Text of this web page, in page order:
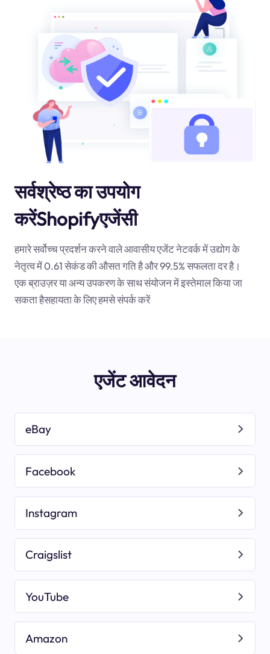
सर्वश्रेष्ठ का उपयोग
करेंShopifyएजेंसी
हमारे सर्वोच्च प्रदर्शन करने वाले आवासीय एजेंट नेटवर्क में उद्योग के
नेतृत्व में 0.61 सेकंड की औसत गति है और 99.5% सफलता दर है।
एक ब्राउज़र या अन्य उपकरण के साथ संयोजन में इस्तेमाल किया जा
सकता हैसहायता के लिए हमसे संपर्क करें
एजेंट आवेदन
eBay
Facebook
Instagram
Craigslist
YouTube
Amazon